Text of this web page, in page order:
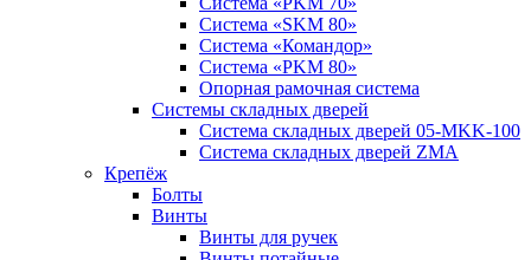
Система «SKM 80»
Система «Командор»
Система «PKM 80»
Опорная рамочная система
Системы складных дверей
Система складных дверей 05-MKK-100
Система складных дверей ZMA
Крепёж
Болты
Винты
Винты для ручек